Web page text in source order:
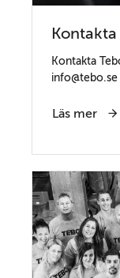
Kontakta
Kontakta
info@tebo.se
Läs mer